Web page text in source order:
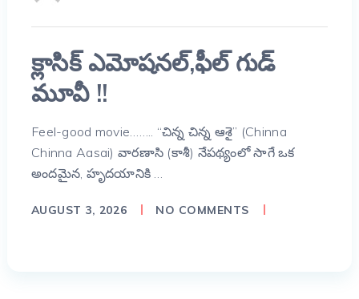
క్లాసిక్ ఎమోషనల్,ఫీల్ గుడ్
మూవీ !!
Feel-good movie…….. “చిన్న చిన్న ఆశై” (Chinna
Chinna Aasai) వారణాసి (కాశీ) నేపథ్యంలో సాగే ఒక
అందమైన, హృదయానికి …
AUGUST 3, 2026 NO COMMENTS